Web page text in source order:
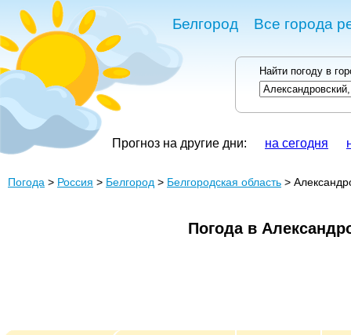
Белгород Все города
Найти погоду в
Прогноз на другие дни: на сегодня
Погода > Россия > Белгород > Белгородская область >
Погода в